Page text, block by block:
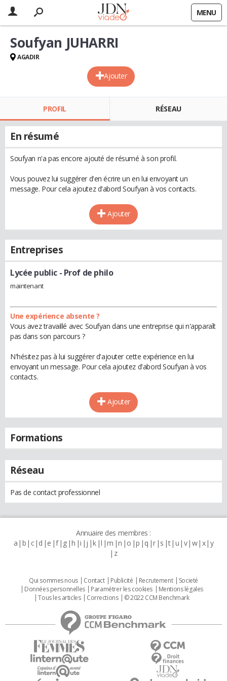
MENU
Ajouter
Soufyan JUHARRI
AGADIR
PROFIL RÉSEAU
En résumé
Soufyan n'a pas encore ajouté de résumé à son profil.
Vous pouvez lui suggérer d'en écrire un en lui envoyant un
message. Pour cela ajoutez d'abord Soufyan à vos contacts.
Ajouter
Entreprises
Lycée public- Prof de philo
maintenant
Une expérience absente ?
Vous avez travaillé avec Soufyan dans une entreprise qui n'apparaît
pas dans son parcours ?
N'hésitez pas à lui suggérer d'ajouter cette expérience en lui
envoyant un message. Pour cela ajoutez d'abord Soufyan à vos
contacts.
Ajouter
Formations
Réseau
Pas de contact professionnel
Annuaire des membres :
a b c d e f g h i j k l m n o p q r s t u v w x y
z
Qui sommes nous Contact Publicité Recrutement
Societé
Données personnelles
Paramétrer les cookies
Mentions légales
Tous les articles
Corrections © 2022 CCM Benchmark